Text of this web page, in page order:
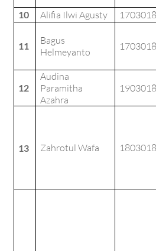
10 Alifia Ilwi Agusty
11
Bagus
Helmeyanto
12
Audina
Paramitha
Azahra
13 Zahrotul Wafa